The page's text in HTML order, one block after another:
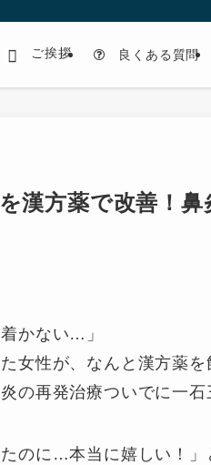
ご挨拶 良くある質問
漢方薬で改善！
かない…」
女性が、なんと漢方薬
の再発治療ついでに一石
たのに…本当に嬉しい！